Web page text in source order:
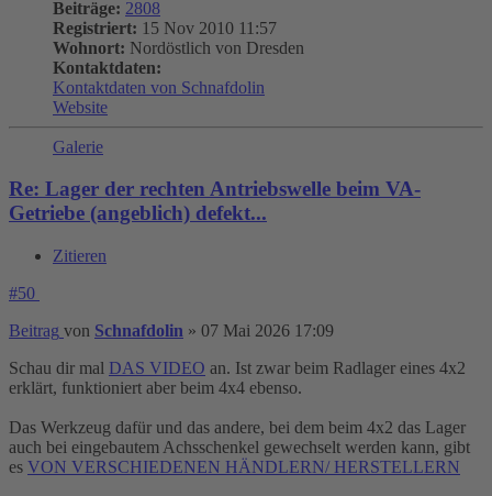
Beiträge: 2808
Registriert: 15 Nov 2010 11:57
Wohnort: Nordöstlich von Dresden
Kontaktdaten:
Kontaktdaten von Schnafdolin
Website
Galerie
Re: Lager der rechten Antriebswelle beim VA-
Getriebe (angeblich) defekt...
Zitieren
#50
Beitrag von Schnafdolin » 07 Mai 2026 17:09
Schau dir mal DAS VIDEO an. Ist zwar beim Radlager eines 4x2
erklärt, funktioniert aber beim 4x4 ebenso.
Das Werkzeug dafür und das andere, bei dem beim 4x2 das Lager
auch bei eingebautem Achsschenkel gewechselt werden kann, gibt
es VON VERSCHIEDENEN HÄNDLERN/ HERSTELLERN